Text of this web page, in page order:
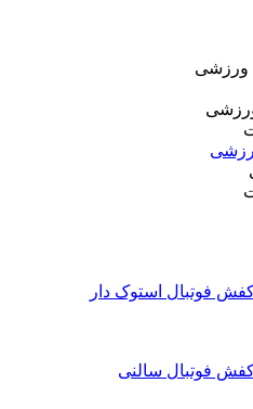
فوتبال استوک دار
فوتبال سالنی